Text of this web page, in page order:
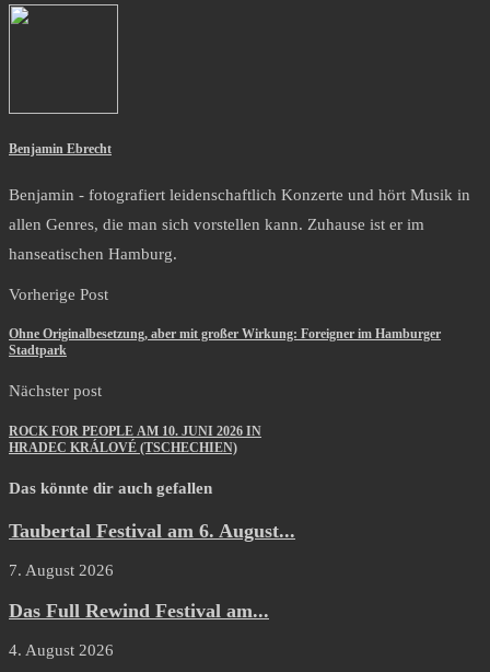
Benjamin Ebrecht
Benjamin - fotografiert leidenschaftlich Konzerte und hört Musik in
allen Genres, die man sich vorstellen kann. Zuhause ist er im
hanseatischen Hamburg.
Vorherige Post
Ohne Originalbesetzung, aber mit großer Wirkung: Foreigner im Hamburger
Stadtpark
Nächster post
ROCK FOR PEOPLE AM 10. JUNI 2026 IN
HRADEC KRÁLOVÉ (TSCHECHIEN)
Das könnte dir auch gefallen
Taubertal Festival am 6. August...
7. August 2026
Das Full Rewind Festival am...
4. August 2026